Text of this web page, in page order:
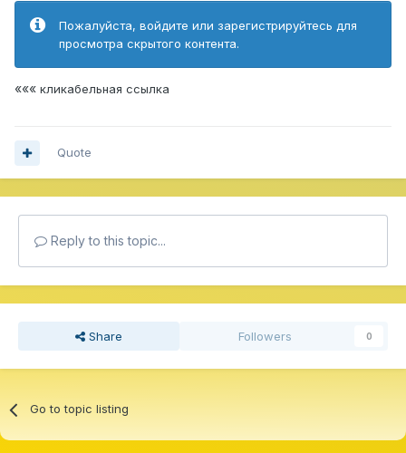
Пожалуйста, войдите или зарегистрируйтесь для
просмотра скрытого контента.
««« кликабельная ссылка
Quote
Reply to this topic...
Share Followers 0
Go to topic listing